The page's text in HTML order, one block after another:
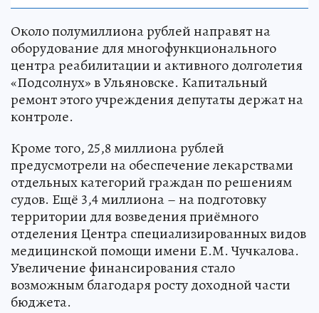
Около полумиллиона рублей направят на
оборудование для многофункционального
центра реабилитации и активного долголетия
«Подсолнух» в Ульяновске. Капитальный
ремонт этого учреждения депутаты держат на
контроле.
Кроме того, 25,8 миллиона рублей
предусмотрели на обеспечение лекарствами
отдельных категорий граждан по решениям
судов. Ещё 3,4 миллиона – на подготовку
территории для возведения приёмного
отделения Центра специализированных видов
медицинской помощи имени Е.М. Чучкалова.
Увеличение финансирования стало
возможным благодаря росту доходной части
бюджета.